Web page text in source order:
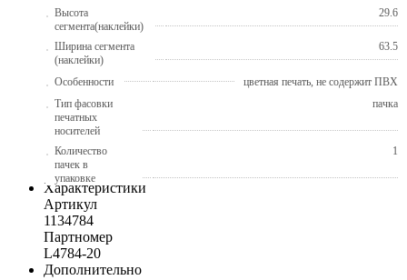
Высота
сегмента(наклейки)
29.6
Ширина сегмента
(наклейки)
63.5
Особенности
цветная печать, не содержит ПВХ
Тип фасовки
печатных
носителей
пачка
Количество
пачек в
упаковке
1
Характеристики
Артикул
1134784
Партномер
L4784-20
Дополнительно